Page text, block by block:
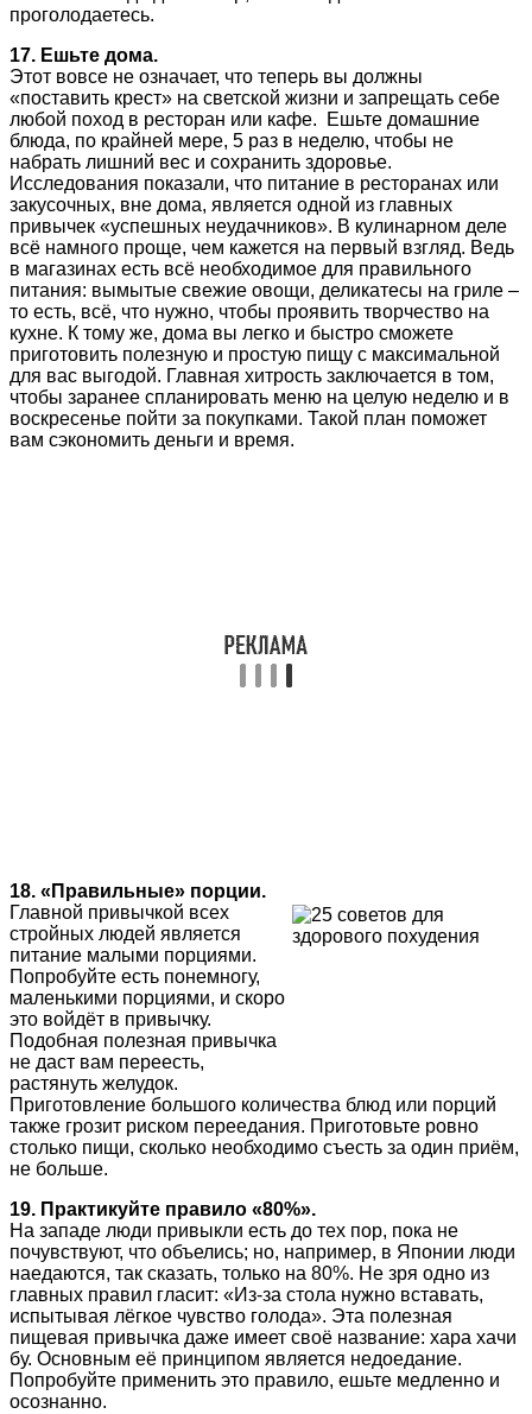
проголодаетесь.
17. Ешьте дома.
Этот вовсе не означает, что теперь вы должны
«поставить крест» на светской жизни и запрещать себе
любой поход в ресторан или кафе. Ешьте домашние
блюда, по крайней мере, 5 раз в неделю, чтобы не
набрать лишний вес и сохранить здоровье.
Исследования показали, что питание в ресторанах или
закусочных, вне дома, является одной из главных
привычек «успешных неудачников». В кулинарном деле
всё намного проще, чем кажется на первый взгляд. Ведь
в магазинах есть всё необходимое для правильного
питания: вымытые свежие овощи, деликатесы на гриле –
то есть, всё, что нужно, чтобы проявить творчество на
кухне. К тому же, дома вы легко и быстро сможете
приготовить полезную и простую пищу с максимальной
для вас выгодой. Главная хитрость заключается в том,
чтобы заранее спланировать меню на целую неделю и в
воскресенье пойти за покупками. Такой план поможет
вам сэкономить деньги и время.
18. «Правильные» порции.
Главной привычкой всех
стройных людей является
питание малыми порциями.
Попробуйте есть понемногу,
маленькими порциями, и скоро
это войдёт в привычку.
Подобная полезная привычка
не даст вам переесть,
растянуть желудок.
Приготовление большого количества блюд или порций
также грозит риском переедания. Приготовьте ровно
столько пищи, сколько необходимо съесть за один приём,
не больше.
19. Практикуйте правило «80%».
На западе люди привыкли есть до тех пор, пока не
почувствуют, что объелись; но, например, в Японии люди
наедаются, так сказать, только на 80%. Не зря одно из
главных правил гласит: «Из-за стола нужно вставать,
испытывая лёгкое чувство голода». Эта полезная
пищевая привычка даже имеет своё название: хара хачи
бу. Основным её принципом является недоедание.
Попробуйте применить это правило, ешьте медленно и
осознанно.